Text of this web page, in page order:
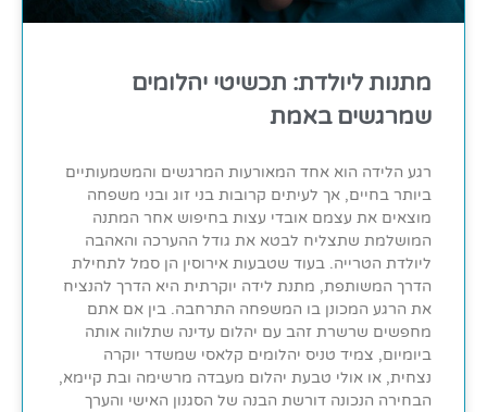
מתנות ליולדת: תכשיטי יהלומים
שמרגשים באמת
רגע הלידה הוא אחד המאורעות המרגשים והמשמעותיים
ביותר בחיים, אך לעיתים קרובות בני זוג ובני משפחה
מוצאים את עצמם אובדי עצות בחיפוש אחר המתנה
המושלמת שתצליח לבטא את גודל ההערכה והאהבה
ליולדת הטרייה. בעוד שטבעות אירוסין הן סמל לתחילת
הדרך המשותפת, מתנת לידה יוקרתית היא הדרך להנציח
את הרגע המכונן בו המשפחה התרחבה. בין אם אתם
מחפשים שרשרת זהב עם יהלום עדינה שתלווה אותה
ביומיום, צמיד טניס יהלומים קלאסי שמשדר יוקרה
נצחית, או אולי טבעת יהלום מעבדה מרשימה ובת קיימא,
הבחירה הנכונה דורשת הבנה של הסגנון האישי והערך